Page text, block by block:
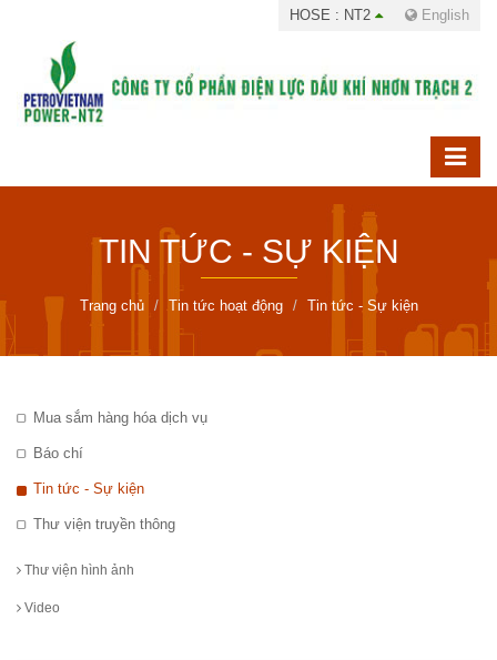
HOSE : NT2 English
TIN TỨC - SỰ KIỆN
Trang chủ Tin tức hoạt động Tin tức - Sự kiện
Mua sắm hàng hóa dịch vụ
Báo chí
Tin tức - Sự kiện
Thư viện truyền thông
Thư viện hình ảnh
Video